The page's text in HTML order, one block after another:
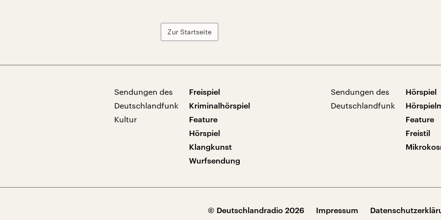
Zur Startseite
Sendungen des
Deutschlandfunk
Kultur
Freispiel
Kriminalhörspiel
Feature
Hörspiel
Klangkunst
Wurfsendung
Sendungen des
Deutschlandfunk
Hörspiel
Feature
Freistil
© Deutschlandradio 2026 Impressum